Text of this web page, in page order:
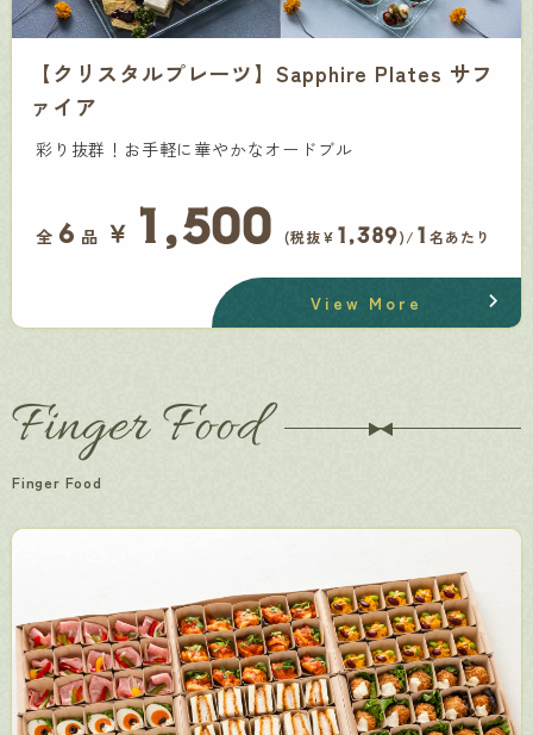
【クリスタルプレーツ】Sapphire Plates サフ
ァイア
彩り抜群！お手軽に華やかなオードブル
全 6 品 ￥ 1,500 (税抜¥ 1,389)/ 1 名あたり
View More
Finger Food
Finger Food